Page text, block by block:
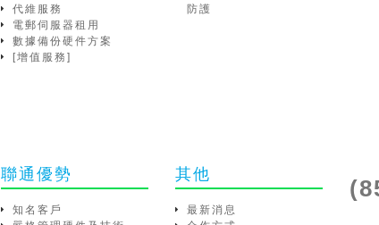
代維服務
電郵伺服器租用
數據備份硬件方案
[增值服務]
防護
聯通優勢
知名客戶
其他
最新消息